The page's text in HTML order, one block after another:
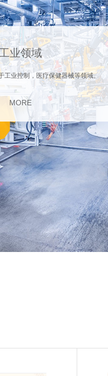
业领域
工业控制，医疗保健器械等领域。
MORE